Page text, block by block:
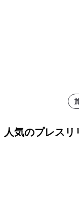
人気のプレスリ